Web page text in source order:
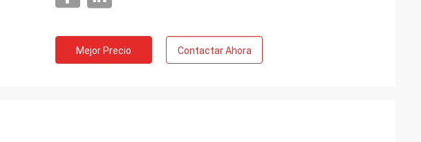
Mejor Precio Contactar Ahora